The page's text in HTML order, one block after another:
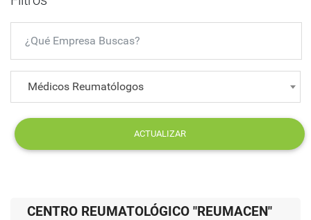
Médicos Reumatólogos
ACTUALIZAR
CENTRO REUMATOLÓGICO "REUMACEN"